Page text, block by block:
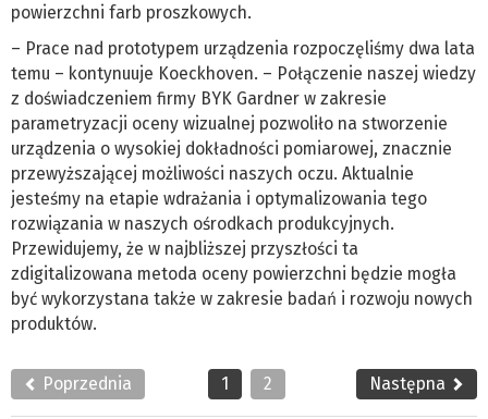
powierzchni farb proszkowych.
– Prace nad prototypem urządzenia rozpoczęliśmy dwa lata
temu – kontynuuje Koeckhoven. – Połączenie naszej wiedzy
z doświadczeniem firmy BYK Gardner w zakresie
parametryzacji oceny wizualnej pozwoliło na stworzenie
urządzenia o wysokiej dokładności pomiarowej, znacznie
przewyższającej możliwości naszych oczu. Aktualnie
jesteśmy na etapie wdrażania i optymalizowania tego
rozwiązania w naszych ośrodkach produkcyjnych.
Przewidujemy, że w najbliższej przyszłości ta
zdigitalizowana metoda oceny powierzchni będzie mogła
być wykorzystana także w zakresie badań i rozwoju nowych
produktów.
Poprzednia 1 2 Następna